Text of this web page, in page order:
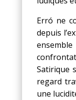
Erró ne
depuis
Satirique
regard
une